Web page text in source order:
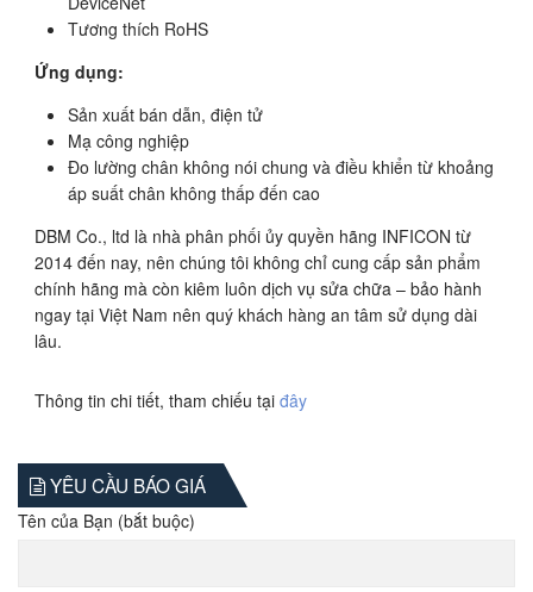
Tương thích RoHS
Ứng dụng:
Sản xuất bán dẫn, điện tử
Mạ công nghiệp
Đo lường chân không nói chung và điều khiển từ khoảng
áp suất chân không thấp đến cao
DBM Co., ltd là nhà phân phối ủy quyền hãng INFICON từ
2014 đến nay, nên chúng tôi không chỉ cung cấp sản phẩm
chính hãng mà còn kiêm luôn dịch vụ sửa chữa – bảo hành
ngay tại Việt Nam nên quý khách hàng an tâm sử dụng dài
lâu.
Thông tin chi tiết, tham chiếu tại đây
YÊU CẦU BÁO GIÁ
Tên của Bạn (bắt buộc)